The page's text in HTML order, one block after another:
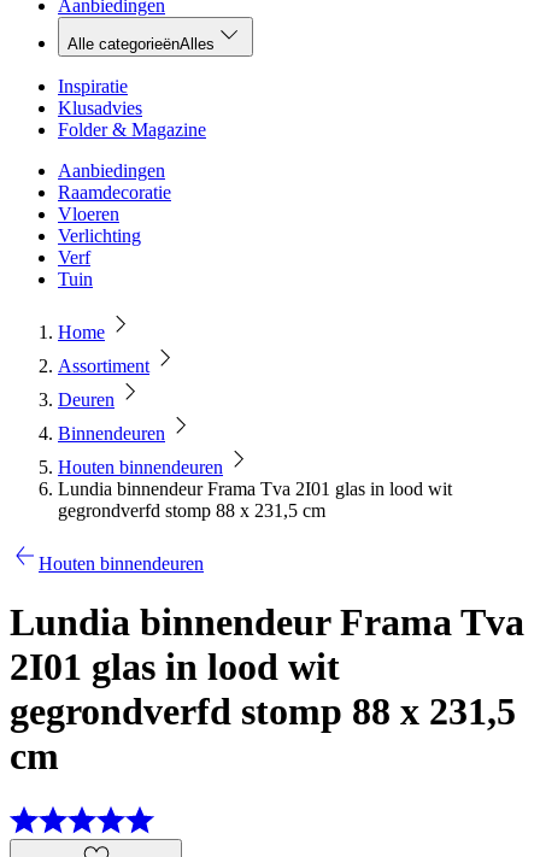
Aanbiedingen
Alle categorieënAlles
Inspiratie
Klusadvies
Folder & Magazine
Aanbiedingen
Raamdecoratie
Vloeren
Verlichting
Verf
Tuin
Home
Assortiment
Deuren
Binnendeuren
Houten binnendeuren
Lundia binnendeur Frama Tva 2I01 glas in lood wit
gegrondverfd stomp 88 x 231,5 cm
Houten binnendeuren
Lundia binnendeur Frama Tva
2I01 glas in lood wit
gegrondverfd stomp 88 x 231,5
cm